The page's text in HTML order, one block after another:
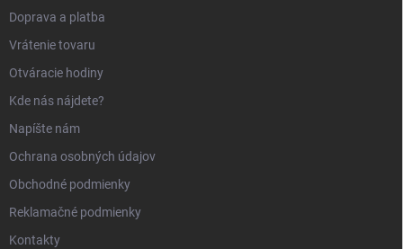
Doprava a platba
Vrátenie tovaru
Otváracie hodiny
Kde nás nájdete?
Napíšte nám
Ochrana osobných údajov
Obchodné podmienky
Reklamačné podmienky
Kontakty